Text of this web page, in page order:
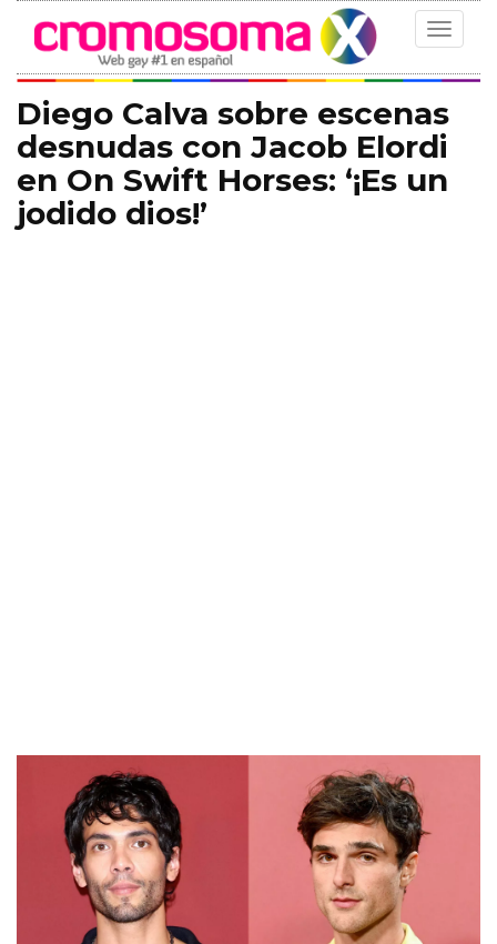
Toggle
Diego Calva sobre escenas
desnudas con Jacob Elordi
en On Swift Horses: ‘¡Es un
jodido dios!’